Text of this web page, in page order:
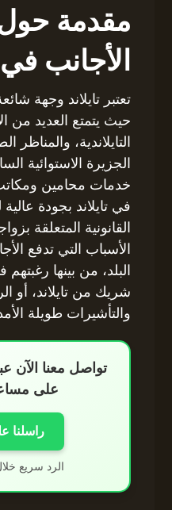
مقدمة
الأجانب في
تعتبر تايلاند وجهة
حيث يتمتع العديد من
التايلاندية، والمناظر
الجزيرة الاستوائية
خدمات محامين
في تايلاند بجودة
القانونية المتعلقة
الأسباب التي تدفع
البلد، من بينها
شريك من تايلاند، أو
والتأشيرات طويلة
تواصل معنا الآن
على
راسلنا
الرد سريع